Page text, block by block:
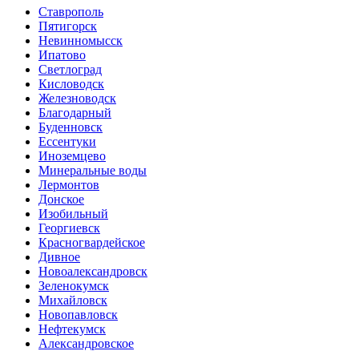
Ставрополь
Пятигорск
Невинномысск
Ипатово
Светлоград
Кисловодск
Железноводск
Благодарный
Буденновск
Ессентуки
Иноземцево
Минеральные воды
Лермонтов
Донское
Изобильный
Георгиевск
Красногвардейское
Дивное
Новоалександровск
Зеленокумск
Михайловск
Новопавловск
Нефтекумск
Александровское